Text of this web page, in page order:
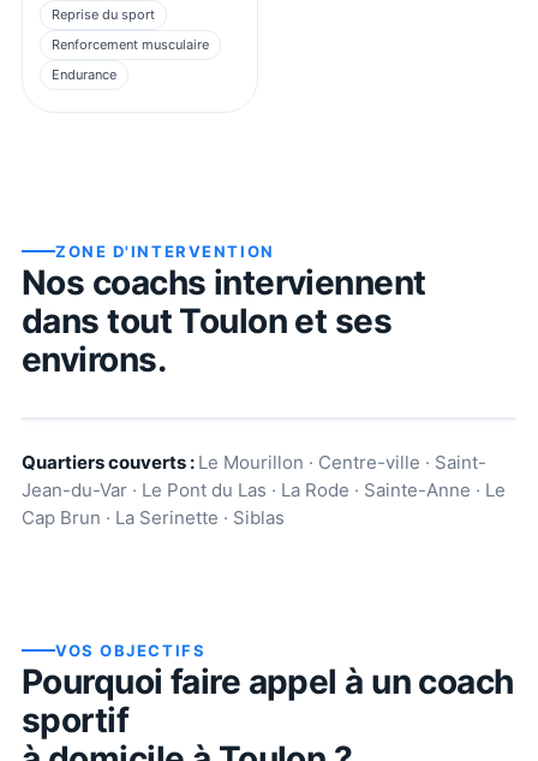
Reprise du sport
Renforcement musculaire
Endurance
ZONE D'INTERVENTION
Nos coachs interviennent
dans tout Toulon et ses
environs.
Quartiers couverts : Le Mourillon · Centre-ville · Saint-
Jean-du-Var · Le Pont du Las · La Rode · Sainte-Anne · Le
Cap Brun · La Serinette · Siblas
VOS OBJECTIFS
Pourquoi faire appel à un coach
sportif